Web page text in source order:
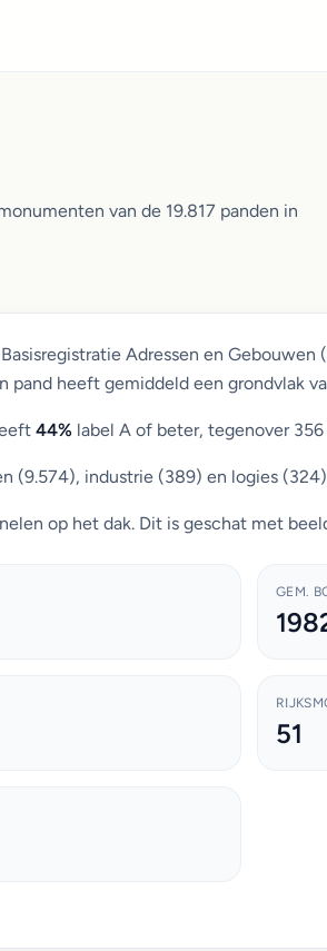
van de 19.817 panden in
Adressen en
pand heeft gemiddeld een grondvlak
44% label A of beter, tegenover
(9.574), industrie (389) en logies
op het dak. Dit is geschat met
GEM.
51